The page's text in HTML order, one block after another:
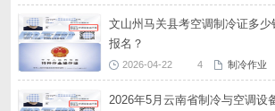
文山州马关县考空调制冷证多少
报名？
2026-04-22 4 制冷作业
2026年5月云南省制冷与空调设